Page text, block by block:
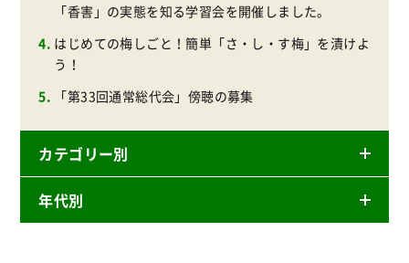
「香害」の実態を知る学習会を開催しました。
はじめての梅しごと！簡単「さ・し・す梅」を漬けよ
う！
「第33回通常総代会」傍聴の募集
カテゴリー別
ニュースリリース
年代別